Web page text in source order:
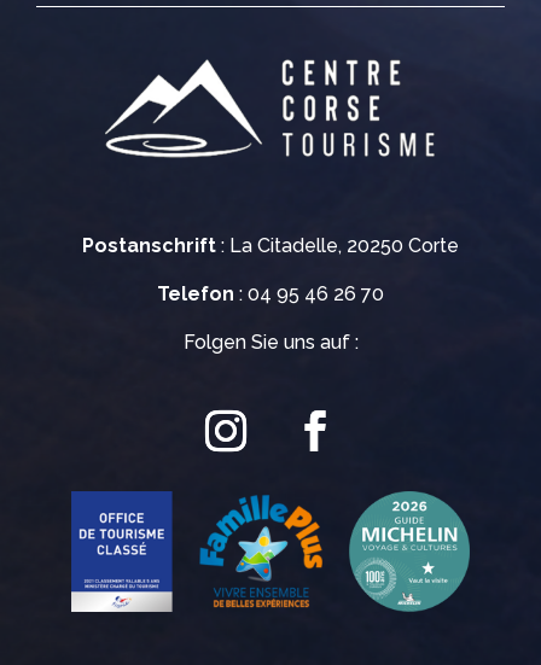
Postanschrift : La Citadelle, 20250 Corte
Telefon : 04 95 46 26 70
Folgen Sie uns auf :